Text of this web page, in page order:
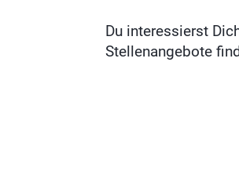
Du interessierst
Stellenangebote